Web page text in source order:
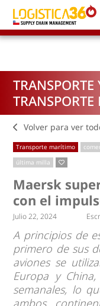
Volver para ver
Transporte marítimo
última milla
Maersk
con el
Julio 22, 2024
A principios de
primero de sus
aviones se
Europa y
semanales, lo
ambos